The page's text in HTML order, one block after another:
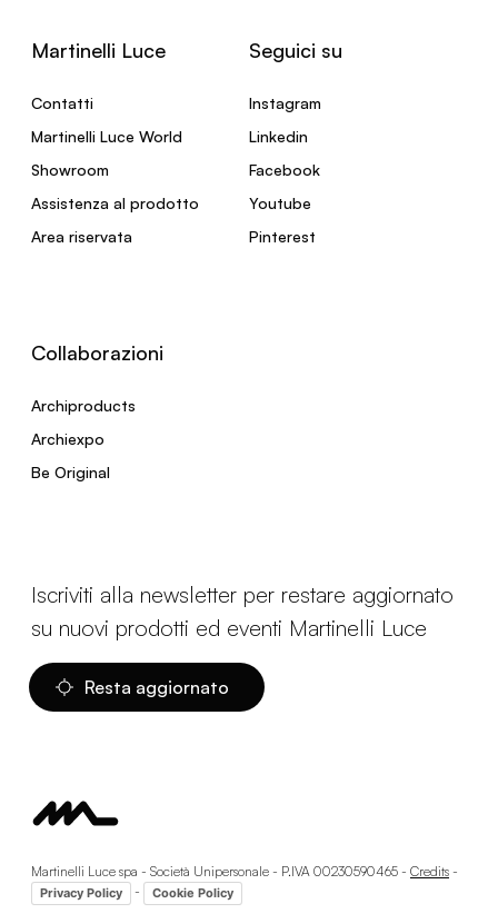
Martinelli Luce
Contatti
Martinelli Luce World
Showroom
Assistenza al prodotto
Area riservata
Seguici su
Instagram
Linkedin
Facebook
Youtube
Pinterest
Collaborazioni
Archiproducts
Archiexpo
Be Original
Iscriviti alla newsletter per restare aggiornato
su nuovi prodotti ed eventi Martinelli Luce
Resta aggiornato
Martinelli Luce spa - Società Unipersonale - P.IVA 00230590465 - Credits -
Privacy Policy - Cookie Policy